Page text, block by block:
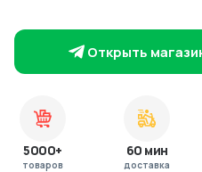
Открыть
5000+
товаров
60 мин
доставка